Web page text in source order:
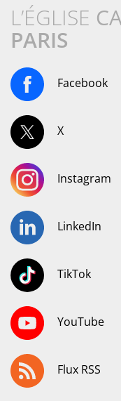
L’ÉGLISE
PARIS
Facebook
X
Instagram
LinkedIn
TikTok
YouTube
Flux RSS